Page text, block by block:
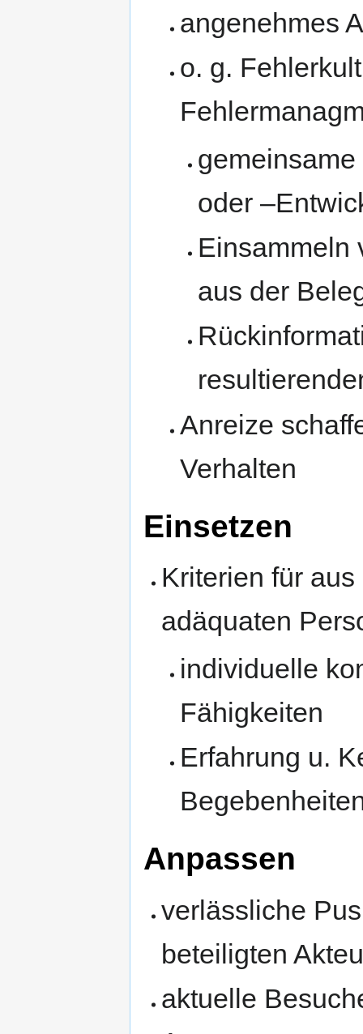
angenehmes
o. g.
oder
Einsammeln
aus der
Anreize
Verhalten
Einsetzen
Kriterien für
adäquaten
individuelle
Fähigkeiten
Erfahrung u.
Anpassen
verlässliche
beteiligten
aktuelle